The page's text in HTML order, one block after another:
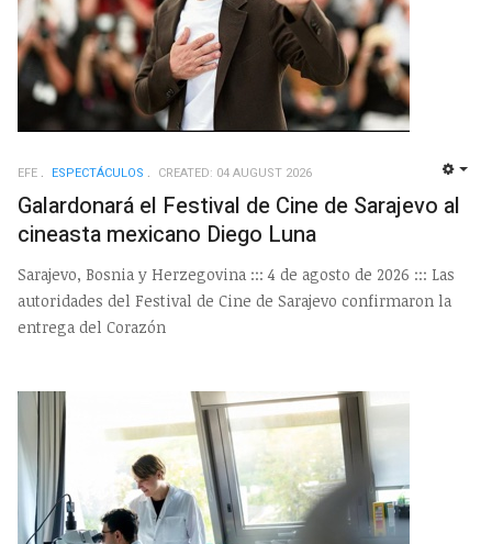
EFE ESPECTÁCULOS CREATED: 04 AUGUST 2026
Galardonará el Festival de Cine de Sarajevo al
cineasta mexicano Diego Luna
Sarajevo, Bosnia y Herzegovina ::: 4 de agosto de 2026 ::: Las
autoridades del Festival de Cine de Sarajevo confirmaron la
entrega del Corazón